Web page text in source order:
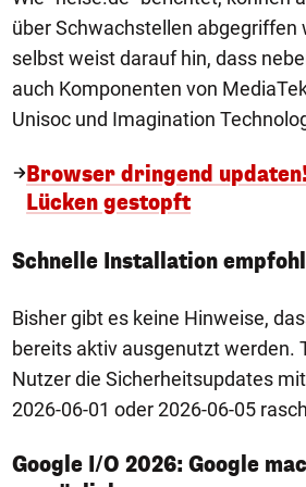
über Schwachstellen abgegriffen
selbst weist darauf hin, dass
auch Komponenten von
Unisoc und Imagination
Browser dringend
Lücken gestopft
Schnelle Installation
Bisher gibt es keine Hinweise,
bereits aktiv ausgenutzt werden.
Nutzer die Sicherheitsupdates
2026-06-01 oder 2026-06-05
Google I/O 2026: Google